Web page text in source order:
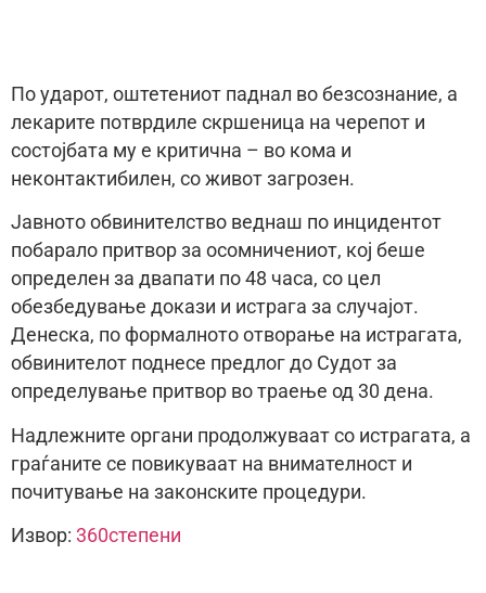
По ударот, оштетениот паднал во безсознание, а
лекарите потврдиле скршеница на черепот и
состојбата му е критична – во кома и
неконтактибилен, со живот загрозен.
Јавното обвинителство веднаш по инцидентот
побарало притвор за осомничениот, кој беше
определен за двапати по 48 часа, со цел
обезбедување докази и истрага за случајот.
Денеска, по формалното отворање на истрагата,
обвинителот поднесе предлог до Судот за
определување притвор во траење од 30 дена.
Надлежните органи продолжуваат со истрагата, а
граѓаните се повикуваат на внимателност и
почитување на законските процедури.
Извор: 360степени